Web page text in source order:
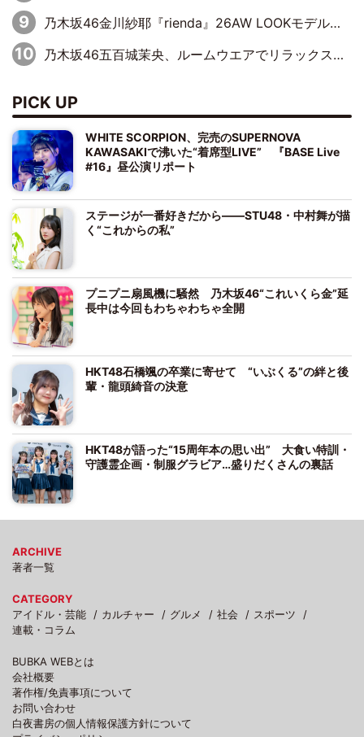
乃木坂46金川紗耶『rienda』26AW LOOKモデルに就任
乃木坂46五百城茉央、ルームウエアでリラックス「今回のグラビアを見て成長を感じていただけるとうれしい」
PICK UP
WHITE SCORPION、完売のSUPERNOVA
KAWASAKIで沸いた“着席型LIVE” 『BASE Live
#16』昼公演リポート
ステージが一番好きだから――STU48・中村舞が描
く“これからの私”
プニプニ扇風機に騒然 乃木坂46“これいくら金”延
長中は今回もわちゃわちゃ全開
HKT48石橋颯の卒業に寄せて “いぶくる”の絆と後
輩・龍頭綺音の決意
HKT48が語った“15周年本の思い出” 大食い特訓・
守護霊企画・制服グラビア…盛りだくさんの裏話
ARCHIVE
著者一覧
CATEGORY
アイドル・芸能
カルチャー グルメ 社会
スポーツ
連載・コラム
BUBKA WEBとは
会社概要
著作権/免責事項について
お問い合わせ
白夜書房の個人情報保護方針について